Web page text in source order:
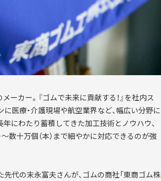
ーカー。『ゴムで未来に貢献する！』を社内ス
医療・介護現場や航空業界など、幅広い分野に
にわたり蓄積してきた加工技術とノウハウ、
数十万個（本）まで細やかに対応できるのが強
代の末永富夫さんが、ゴムの商社「東商ゴム株